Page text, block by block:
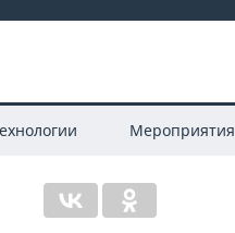
Мероприятия